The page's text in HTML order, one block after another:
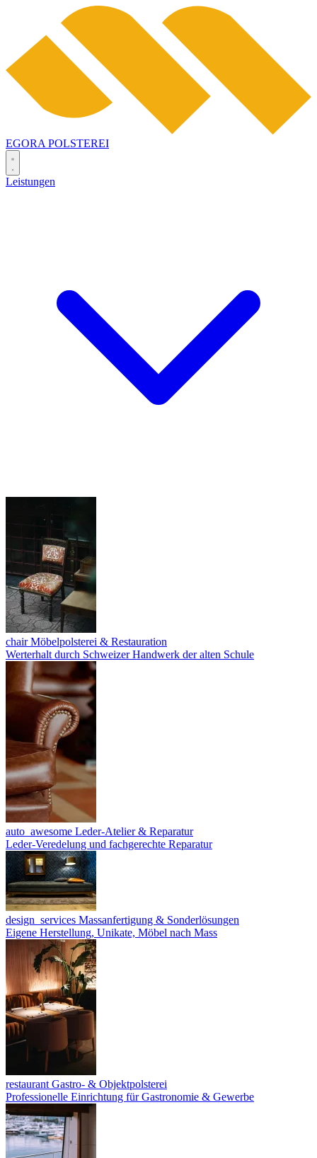
EGORA POLSTEREI
Leistungen
chair Möbelpolsterei & Restauration
Werterhalt durch Schweizer Handwerk der alten Schule
auto_awesome Leder-Atelier & Reparatur
Leder-Veredelung und fachgerechte Reparatur
design_services Massanfertigung & Sonderlösungen
Eigene Herstellung, Unikate, Möbel nach Mass
restaurant Gastro- & Objektpolsterei
Professionelle Einrichtung für Gastronomie & Gewerbe